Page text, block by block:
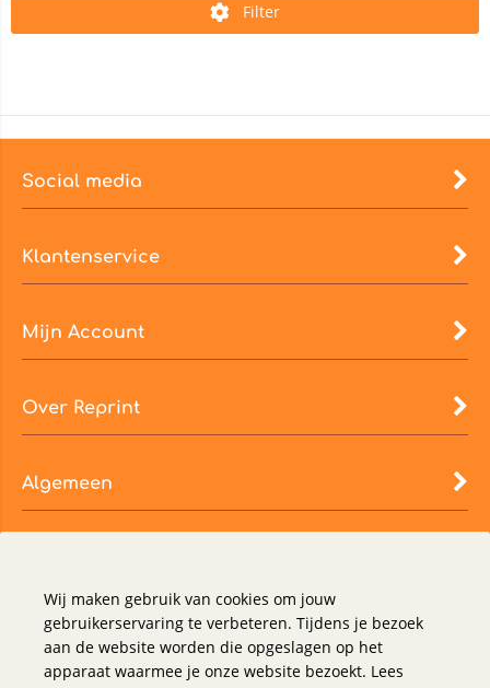
Filter
Social media
Klantenservice
Mijn Account
Over Reprint
Algemeen
Wij maken gebruik van cookies om jouw
gebruikerservaring te verbeteren. Tijdens je bezoek
aan de website worden die opgeslagen op het
apparaat waarmee je onze website bezoekt. Lees